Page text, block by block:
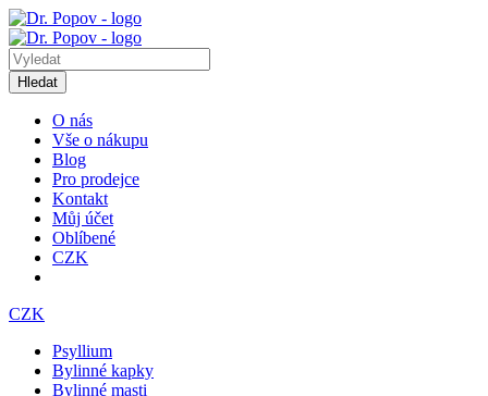
Hledat
O nás
Vše o nákupu
Blog
Pro prodejce
Kontakt
Můj účet
Oblíbené
CZK
CZK
Psyllium
Bylinné kapky
Bylinné masti